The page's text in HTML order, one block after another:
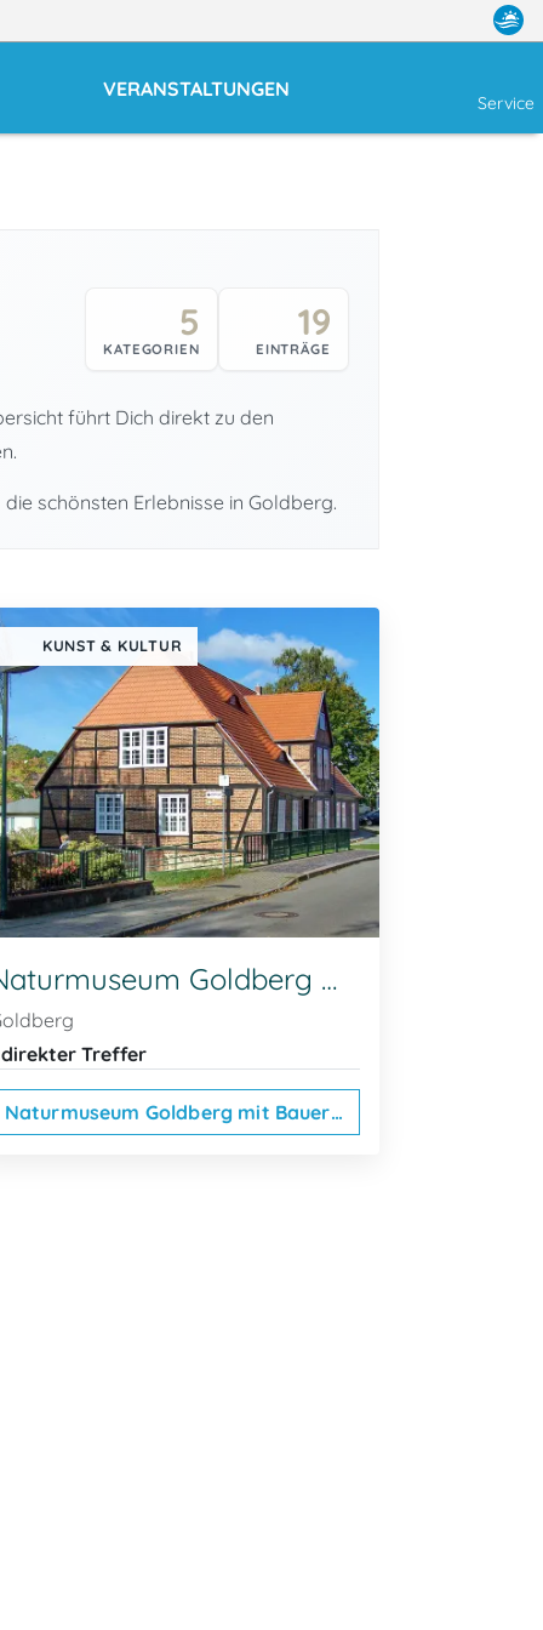
VERANSTALTUNGEN
Service
5
KATEGORIEN
19
EINTRÄGE
führt Dich direkt zu den
schönsten Erlebnisse in Goldberg.
KUNST & KULTUR
Naturmuseum Goldberg mit Bauerngarten
direkter Treffer
Naturmuseum Goldberg mit Bauerngarten